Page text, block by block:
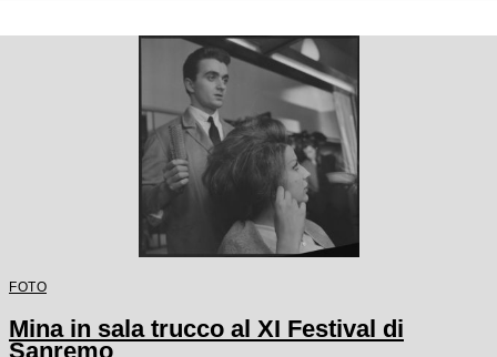
FOTO
Mina in sala trucco al XI Festival di
Sanremo